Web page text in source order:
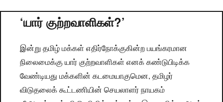
‘யார் குற்றவாளிகள்?’
இன்று தமிழ் மக்கள் எதிர்நோக்குகின்ற பயங்கரமான
நிலைமைக்கு யார் குற்றவாளிகள் எனக் கண்டுபிடிக்க
வேண்டியது மக்களின் கடமையாகுமென, தமிழர்
விடுதலைக் கூட்டணியின் செயலாளர் நாயகம்